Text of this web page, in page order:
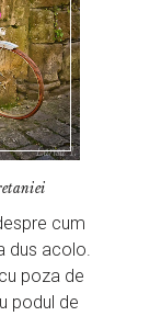
cum
dus acolo.
poza de
podul de